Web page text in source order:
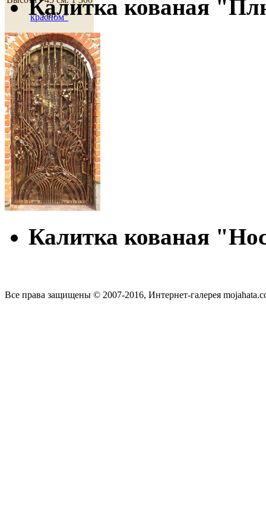
грн
красном"
Размер ? 30х40 см. 1
440 грн
Калитка кованая
Калитка кованая
Все права защищены © 2007-2016, Интернет-галерея